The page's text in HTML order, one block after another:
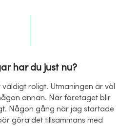
har du just nu?
väldigt roligt. Utmaningen är väl
annan. När företaget blir
Någon gång när jag startade
göra det tillsammans med